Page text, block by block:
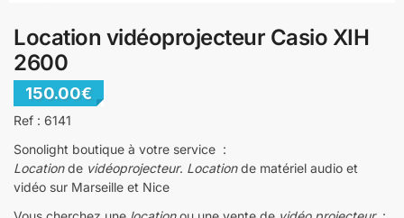
Location vidéoprojecteur Casio XIH
2600
150.00€
Ref : 6141
Sonolight boutique à votre service :
Locationde vidéoprojecteur. Locationde matériel audio et
vidéo sur Marseille et Nice